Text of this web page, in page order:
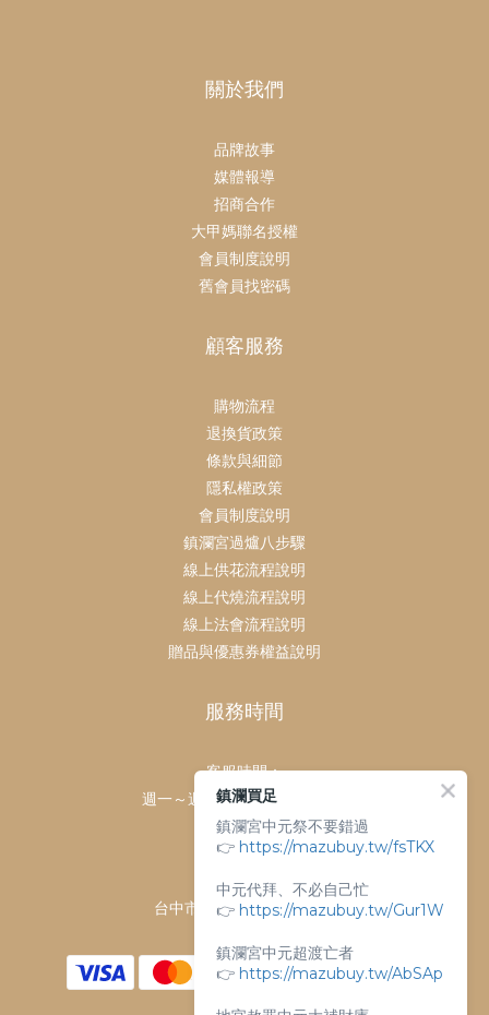
關於我們
品牌故事
媒體報導
招商合作
大甲媽聯名授權
會員制度說明
舊會員找密碼
顧客服務
購物流程
退換貨政策
條款與細節
隱私權政策
會員制度說明
鎮瀾宮過爐八步驟
線上供花流程說明
線上代燒流程說明
線上法會流程說明
贈品與優惠券權益說明
服務時間
客服時間：
週一～週日 上午9點～下午6點
客服電話：
04-26763688
門市地址：
台中市大甲區順天路238號
鎮瀾買足
鎮瀾宮中元祭不要錯過
👉 https://mazubuy.tw/fsTKX
中元代拜、不必自己忙
👉 https://mazubuy.tw/Gur1W
鎮瀾宮中元超渡亡者
👉 https://mazubuy.tw/AbSAp